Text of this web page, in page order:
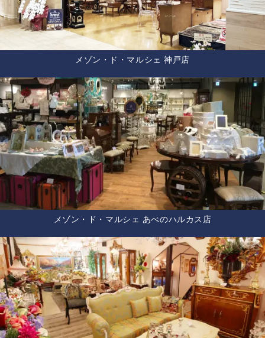
メゾン・ド・マルシェ 神戸店
メゾン・ド・マルシェ あべのハルカス店